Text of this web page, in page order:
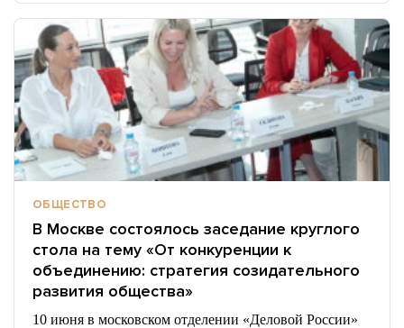
ОБЩЕСТВО
В Москве состоялось заседание круглого
стола на тему «От конкуренции к
объединению: стратегия созидательного
развития общества»
10 июня в московском отделении «Деловой России»